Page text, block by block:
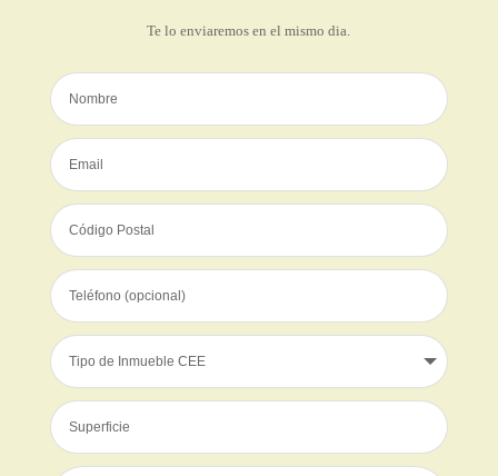
Te lo enviaremos en el mismo dia.